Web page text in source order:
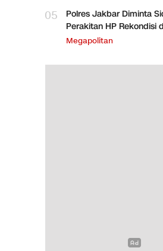
05
Polres Jakbar Diminta
Perakitan HP Rekondisi
Megapolitan